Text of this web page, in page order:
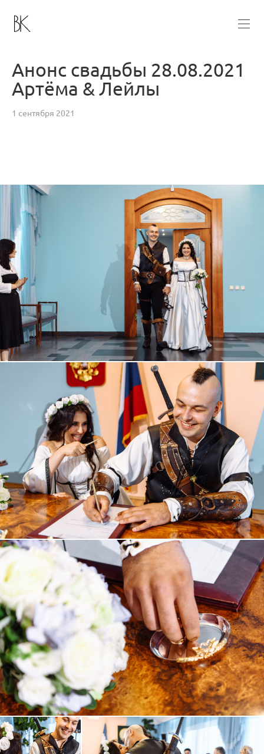
Анонс свадьбы 28.08.2021
Артёма & Лейлы
1 сентября 2021